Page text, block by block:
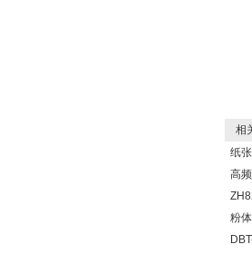
相
纸
高
粉